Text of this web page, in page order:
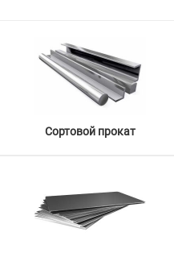
Сортовой прокат